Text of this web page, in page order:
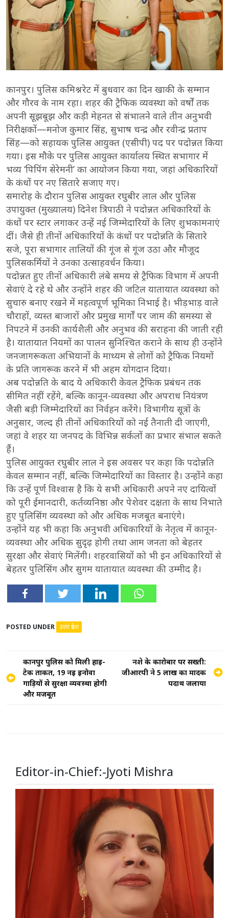
कानपुर। पुलिस कमिश्नरेट में बुधवार का दिन खाकी के सम्मान
और गौरव के नाम रहा। शहर की ट्रैफिक व्यवस्था को वर्षों तक
अपनी सूझबूझ और कड़ी मेहनत से संभालने वाले तीन अनुभवी
निरीक्षकों—मनोज कुमार सिंह, सुभाष चन्द्र और रवीन्द्र प्रताप
सिंह—को सहायक पुलिस आयुक्त (एसीपी) पद पर पदोन्नत किया
गया। इस मौके पर पुलिस आयुक्त कार्यालय स्थित सभागार में
भव्य ‘पिपिंग सेरेमनी’ का आयोजन किया गया, जहां अधिकारियों
के कंधों पर नए सितारे सजाए गए।
समारोह के दौरान पुलिस आयुक्त रघुबीर लाल और पुलिस
उपायुक्त (मुख्यालय) दिनेश त्रिपाठी ने पदोन्नत अधिकारियों के
कंधों पर स्टार लगाकर उन्हें नई जिम्मेदारियों के लिए शुभकामनाएं
दीं। जैसे ही तीनों अधिकारियों के कंधों पर पदोन्नति के सितारे
सजे, पूरा सभागार तालियों की गूंज से गूंज उठा और मौजूद
पुलिसकर्मियों ने उनका उत्साहवर्धन किया।
पदोन्नत हुए तीनों अधिकारी लंबे समय से ट्रैफिक विभाग में अपनी
सेवाएं दे रहे थे और उन्होंने शहर की जटिल यातायात व्यवस्था को
सुचारु बनाए रखने में महत्वपूर्ण भूमिका निभाई है। भीड़भाड़ वाले
चौराहों, व्यस्त बाजारों और प्रमुख मार्गों पर जाम की समस्या से
निपटने में उनकी कार्यशैली और अनुभव की सराहना की जाती रही
है। यातायात नियमों का पालन सुनिश्चित कराने के साथ ही उन्होंने
जनजागरूकता अभियानों के माध्यम से लोगों को ट्रैफिक नियमों
के प्रति जागरूक करने में भी अहम योगदान दिया।
अब पदोन्नति के बाद ये अधिकारी केवल ट्रैफिक प्रबंधन तक
सीमित नहीं रहेंगे, बल्कि कानून-व्यवस्था और अपराध नियंत्रण
जैसी बड़ी जिम्मेदारियों का निर्वहन करेंगे। विभागीय सूत्रों के
अनुसार, जल्द ही तीनों अधिकारियों को नई तैनाती दी जाएगी,
जहां वे शहर या जनपद के विभिन्न सर्कलों का प्रभार संभाल सकते
हैं।
पुलिस आयुक्त रघुबीर लाल ने इस अवसर पर कहा कि पदोन्नति
केवल सम्मान नहीं, बल्कि जिम्मेदारियों का विस्तार है। उन्होंने कहा
कि उन्हें पूर्ण विश्वास है कि ये सभी अधिकारी अपने नए दायित्वों
को पूरी ईमानदारी, कर्तव्यनिष्ठा और पेशेवर दक्षता के साथ निभाते
हुए पुलिसिंग व्यवस्था को और अधिक मजबूत बनाएंगे।
उन्होंने यह भी कहा कि अनुभवी अधिकारियों के नेतृत्व में कानून-
व्यवस्था और अधिक सुदृढ़ होगी तथा आम जनता को बेहतर
सुरक्षा और सेवाएं मिलेंगी। शहरवासियों को भी इन अधिकारियों से
बेहतर पुलिसिंग और सुगम यातायात व्यवस्था की उम्मीद है।
POSTED UNDER उत्तर प्रदेश
Post
navigation
कानपुर पुलिस को मिली हाई-
टेक ताकत, 19 नई इनोवा
गाड़ियों से सुरक्षा व्यवस्था होगी
और मजबूत
नशे के कारोबार पर सख्ती:
जीआरपी ने 5 लाख का मादक
पदार्थ जलाया
Editor-in-Chief:-Jyoti Mishra